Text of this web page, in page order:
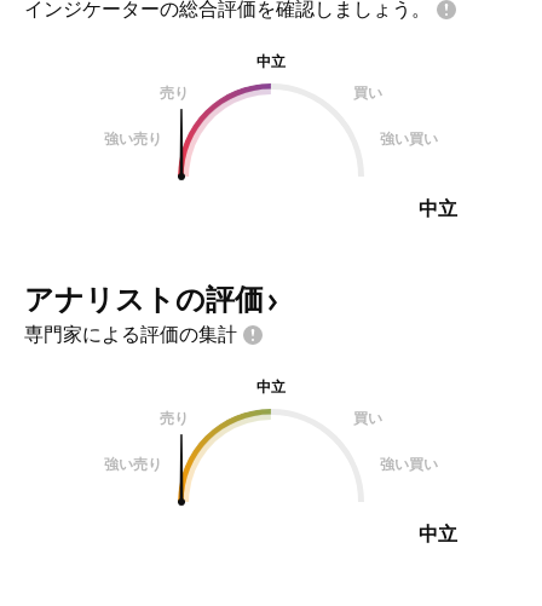
インジケーターの総合評価を確認しましょう。
中立
売り
買い
強い売り 強い買い
中立
アナリストの評価
専門家による評価の集計
中立
売り
買い
強い売り 強い買い
中立